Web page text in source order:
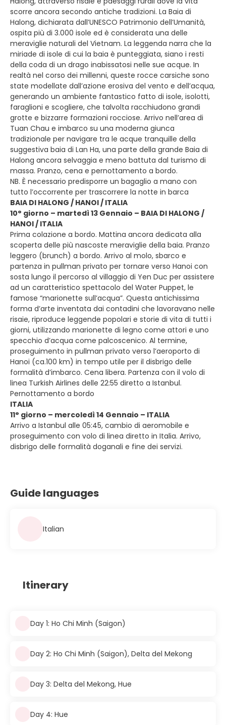
scorre ancora secondo antiche tradizioni. La Baia di
Halong, dichiarata dall’UNESCO Patrimonio dell’Umanità,
ospita più di 3.000 isole ed è considerata una delle
meraviglie naturali del Vietnam. La leggenda narra che la
miriade di isole di cui la baia è punteggiata, siano i resti
della coda di un drago inabissatosi nelle sue acque. In
realtà nel corso dei millenni, queste rocce carsiche sono
state modellate dall’azione erosiva del vento e dell’acqua,
generando un ambiente fantastico fatto di isole, isolotti,
faraglioni e scogliere, che talvolta racchiudono grandi
grotte e bizzarre formazioni rocciose. Arrivo nell’area di
Tuan Chau e imbarco su una moderna giunca
tradizionale per navigare tra le acque tranquille della
suggestiva baia di Lan Ha, una parte della grande Baia di
Halong ancora selvaggia e meno battuta dal turismo di
massa. Pranzo, cena e pernottamento a bordo.
NB. È necessario predisporre un bagaglio a mano con
tutto l’occorrente per trascorrere la notte in barca
BAIA DI HALONG / HANOI / ITALIA
10° giorno – martedì 13 Gennaio – BAIA DI HALONG /
HANOI / ITALIA
Prima colazione a bordo. Mattina ancora dedicata alla
scoperta delle più nascoste meraviglie della baia. Pranzo
leggero (brunch) a bordo. Arrivo al molo, sbarco e
partenza in pullman privato per tornare verso Hanoi con
sosta lungo il percorso al villaggio di Yen Duc per assistere
ad un caratteristico spettacolo del Water Puppet, le
famose “marionette sull’acqua”. Questa antichissima
forma d’arte inventata dai contadini che lavoravano nelle
risaie, riproduce leggende popolari e storie di vita di tutti i
giorni, utilizzando marionette di legno come attori e uno
specchio d’acqua come palcoscenico. Al termine,
proseguimento in pullman privato verso l’aeroporto di
Hanoi (ca.100 km) in tempo utile per il disbrigo delle
formalità d’imbarco. Cena libera. Partenza con il volo di
linea Turkish Airlines delle 22:55 diretto a Istanbul.
Pernottamento a bordo
ITALIA
11° giorno – mercoledì 14 Gennaio – ITALIA
Arrivo a Istanbul alle 05:45, cambio di aeromobile e
proseguimento con volo di linea diretto in Italia. Arrivo,
disbrigo delle formalità doganali e fine dei servizi.
Guide languages
Italian
Itinerary
Day 1: Ho Chi Minh (Saigon)
Day 2: Ho Chi Minh (Saigon), Delta del Mekong
Day 3: Delta del Mekong, Hue
Day 4: Hue